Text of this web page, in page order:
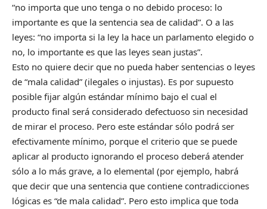
“no importa que uno tenga o no debido proceso: lo
importante es que la sentencia sea de calidad”. O a las
leyes: “no importa si la ley la hace un parlamento elegido o
no, lo importante es que las leyes sean justas”.
Esto no quiere decir que no pueda haber sentencias o leyes
de “mala calidad” (ilegales o injustas). Es por supuesto
posible fijar algún estándar mínimo bajo el cual el
producto final será considerado defectuoso sin necesidad
de mirar el proceso. Pero este estándar sólo podrá ser
efectivamente mínimo, porque el criterio que se puede
aplicar al producto ignorando el proceso deberá atender
sólo a lo más grave, a lo elemental (por ejemplo, habrá
que decir que una sentencia que contiene contradicciones
lógicas es “de mala calidad”. Pero esto implica que toda